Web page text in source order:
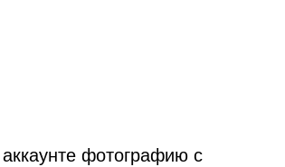
фотографию с